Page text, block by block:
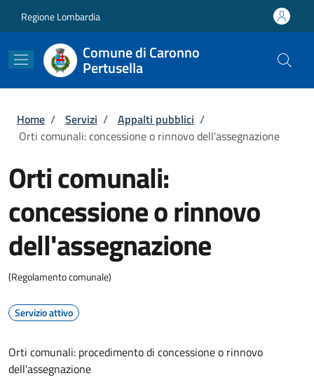
Regione Lombardia
Comune di Caronno
Pertusella
Briciole di pane
Home / Servizi / Appalti pubblici /
Orti comunali: concessione o rinnovo dell'assegnazione
Orti comunali:
concessione o rinnovo
dell'assegnazione
(Regolamento comunale)
Servizio attivo
Orti comunali: procedimento di concessione o rinnovo
dell'assegnazione